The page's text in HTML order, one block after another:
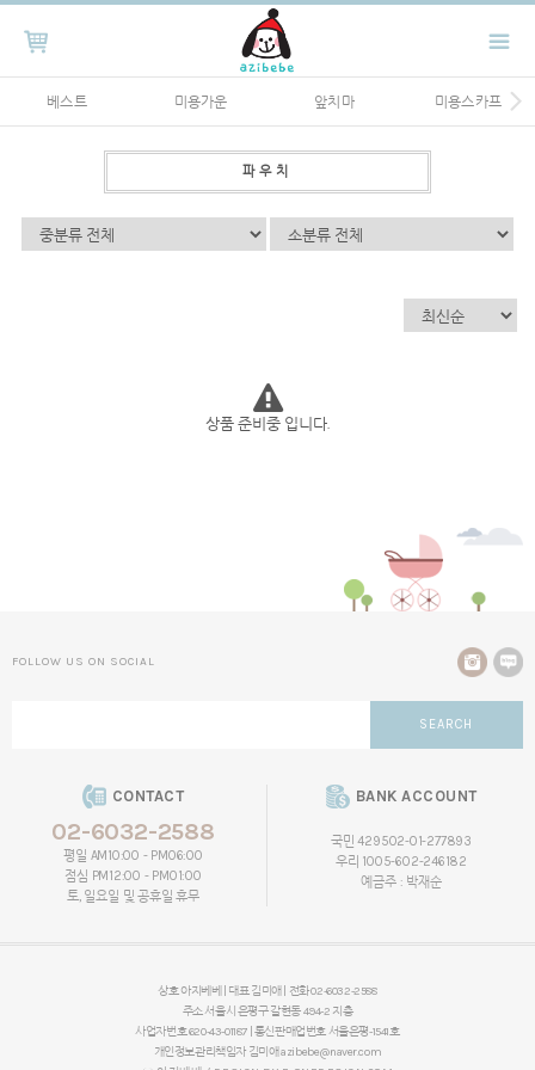
베스트 미용가운 앞치마 미용스카프
파우치
상품 준비중 입니다.
FOLLOW US ON SOCIAL
SEARCH
CONTACT
02-6032-2588
평일 AM10:00 - PM06:00
점심 PM12:00 - PM01:00
토, 일요일 및 공휴일 휴무
BANK ACCOUNT
국민 429502-01-277893
우리 1005-602-246182
예금주 : 박재순
상호 아지베베 | 대표 김미애 | 전화 02-6032-2588
주소 서울시 은평구 갈현동 494-2 지층
사업자번호 620-43-01187 | 통신판매업번호 서울은평-1541호
개인정보관리책임자 김미애azibebe@naver.com